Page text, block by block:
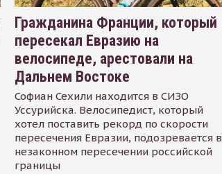
Гражданина Франции, который
пересекал Евразию на
велосипеде, арестовали на
Дальнем Востоке
Софиан Сехили находится в СИЗО
Уссурийска. Велосипедист, который
хотел поставить рекорд по скорости
пересечения Евразии, подозревается в
незаконном пересечении российской
границы